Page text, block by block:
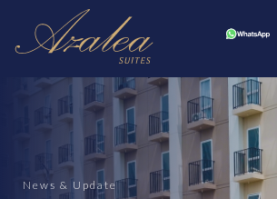
News & Update